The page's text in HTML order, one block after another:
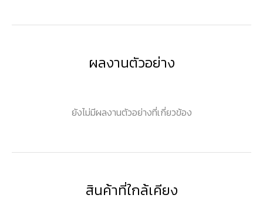
ผลงานตัวอย่าง
ยังไม่มีผลงานตัวอย่างที่เกี่ยวข้อง
สินค้าที่ใกล้เคียง